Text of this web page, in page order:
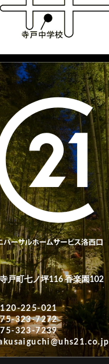
戸町七ノ坪116 香楽園102
225-021
323-7272
323-7239